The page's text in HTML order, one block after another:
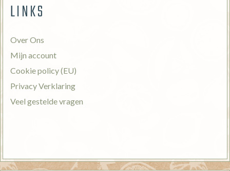
LINKS
Over Ons
Mijn account
Cookie policy (EU)
Privacy Verklaring
Veel gestelde vragen